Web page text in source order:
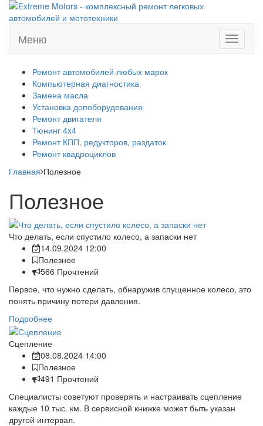
Меню
Меню
Ремонт автомобилей любых марок
Компьютерная диагностика
Замена масла
Установка допоборудования
Ремонт двигателя
Тюнинг 4x4
Ремонт КПП, редукторов, раздаток
Ремонт квадроциклов
Главная Полезное
Полезное
Что делать, если спустило колесо, а запаски нет
14.09.2024 12:00
Полезное
566 Прочтений
Первое, что нужно сделать, обнаружив спущенное колесо, это
понять причину потери давления.
Подробнее
Сцепление
08.08.2024 14:00
Полезное
491 Прочтений
Специалисты советуют проверять и настраивать сцепление
каждые 10 тыс. км. В сервисной книжке может быть указан
другой интервал.